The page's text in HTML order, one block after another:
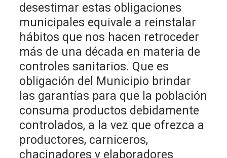
desestimar estas obligaciones
municipales equivale a reinstalar
hábitos que nos hacen retroceder
más de una década en materia de
controles sanitarios. Que es
obligación del Municipio brindar
las garantías para que la población
consuma productos debidamente
controlados, a la vez que ofrezca a
productores, carniceros,
chacinadores y elaboradores